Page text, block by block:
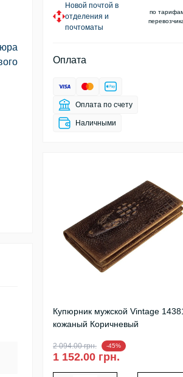
Новой почтой в
отделения и
почтоматы
по
Оплата
Оплата по счету
Наличными
Купюрник мужской Vintage
кожаный Коричневый
2 094.00 грн. -45%
1 152.00 грн.